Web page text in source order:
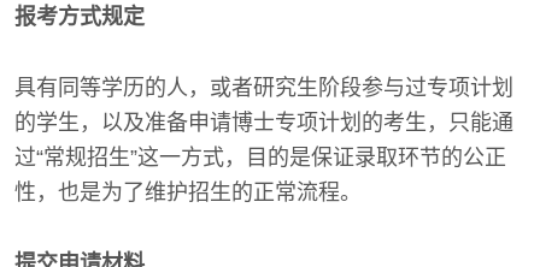
报考方式规定
具有同等学历的人，或者研究生阶段参与过专项计划
的学生，以及准备申请博士专项计划的考生，只能通
过“常规招生”这一方式，目的是保证录取环节的公正
性，也是为了维护招生的正常流程。